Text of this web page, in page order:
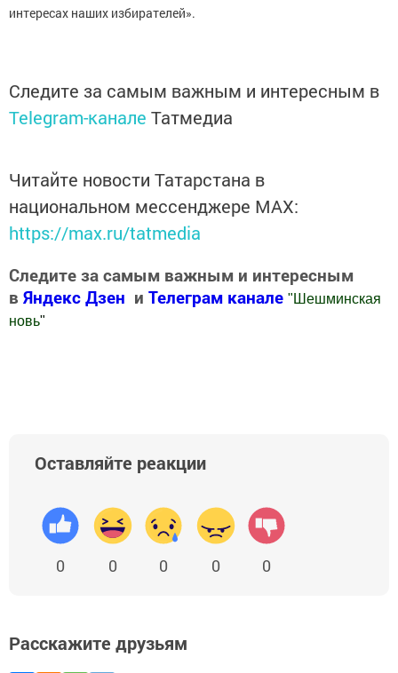
интересах наших избирателей».
Следите за самым важным и интересным в
Telegram-канале Татмедиа
Читайте новости Татарстана в
национальном мессенджере MАХ:
https://max.ru/tatmedia
Следите за самым важным и интересным
в Яндекс Дзен и Телеграм канале " Шешминская
новь"
Оставляйте реакции
0 0 0 0 0
Расскажите друзьям